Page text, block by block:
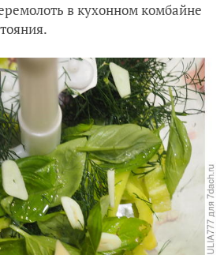
в кухонном комбайне